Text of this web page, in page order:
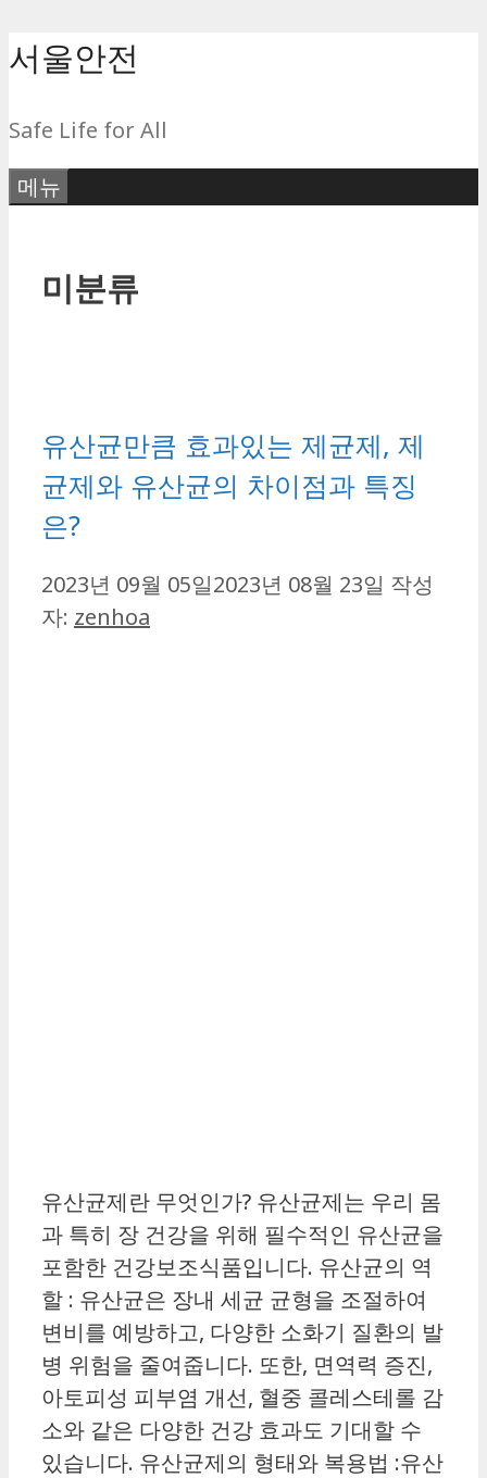
컨
로
건
너
서울안전
Safe Life for All
메뉴
미분류
유산균만큼 효과있는 제균제, 제
균제와 유산균의 차이점과 특징
은?
2023년 09월 05일2023년 08월 23일 작성
자: zenhoa
유산균제란 무엇인가? 유산균제는 우리 몸
과 특히 장 건강을 위해 필수적인 유산균을
포함한 건강보조식품입니다. 유산균의 역
할 : 유산균은 장내 세균 균형을 조절하여
변비를 예방하고, 다양한 소화기 질환의 발
병 위험을 줄여줍니다. 또한, 면역력 증진,
아토피성 피부염 개선, 혈중 콜레스테롤 감
소와 같은 다양한 건강 효과도 기대할 수
있습니다. 유산균제의 형태와 복용법 :유산